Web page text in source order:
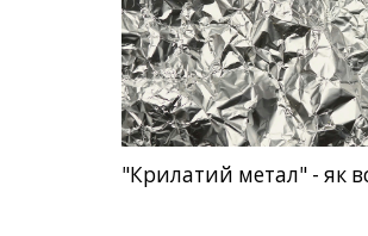
"Крилатий метал" - як